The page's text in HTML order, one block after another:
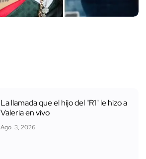
La llamada que el hijo del "R1" le hizo a
Valeria en vivo
Ago. 3, 2026